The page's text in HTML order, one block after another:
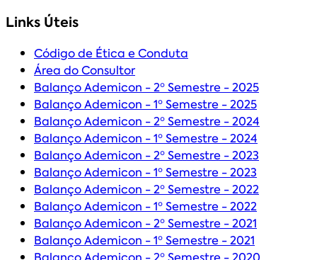
Links Úteis
Código de Ética e Conduta
Área do Consultor
Balanço Ademicon - 2º Semestre - 2025
Balanço Ademicon - 1º Semestre - 2025
Balanço Ademicon - 2º Semestre - 2024
Balanço Ademicon - 1º Semestre - 2024
Balanço Ademicon - 2º Semestre - 2023
Balanço Ademicon - 1º Semestre - 2023
Balanço Ademicon - 2º Semestre - 2022
Balanço Ademicon - 1º Semestre - 2022
Balanço Ademicon - 2º Semestre - 2021
Balanço Ademicon - 1º Semestre - 2021